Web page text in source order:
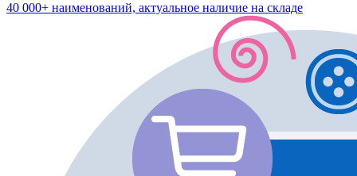
40 000+ наименований, актуальное наличие на складе